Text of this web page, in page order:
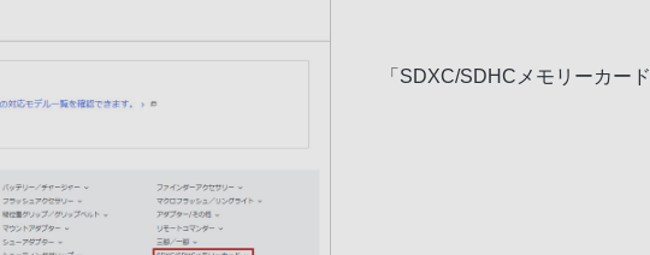
「SDXC/SDHCメモリーカー